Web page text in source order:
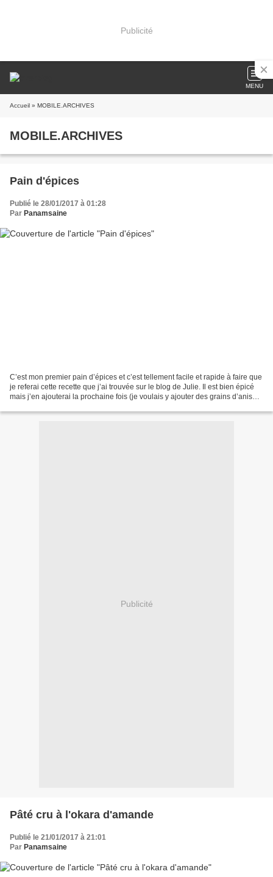
Publicité
MENU
Accueil » MOBILE.ARCHIVES
MOBILE.ARCHIVES
Pain d'épices
Publié le 28/01/2017 à 01:28
Par Panamsaine
C’est mon premier pain d’épices et c’est tellement facile et rapide à faire que
je referai cette recette que j’ai trouvée sur le blog de Julie. Il est bien épicé
mais j’en ajouterai la prochaine fois (je voulais y ajouter des grains d’anis
Publicité
Pâté cru à l'okara d'amande
Publié le 21/01/2017 à 21:01
Par Panamsaine